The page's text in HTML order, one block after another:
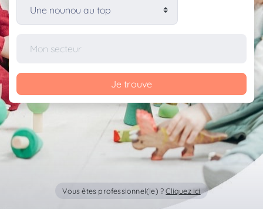
Je trouve
Vous êtes professionnel(le) ?Cliquez ici